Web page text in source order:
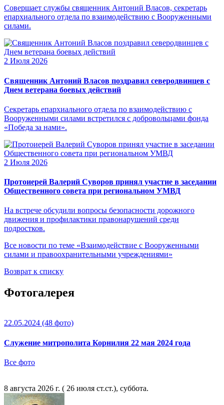
Совершает службы священник Антоний Власов, секретарь
епархиального отдела по взаимодействию с Вооруженными
силами.
2 Июля 2026
Священник Антоний Власов поздравил северодвинцев с
Днем ветерана боевых действий
Секретарь епархиального отдела по взаимодействию с
Вооруженными силами встретился с добровольцами фонда
«Победа за нами».
2 Июля 2026
Протоиерей Валерий Суворов принял участие в заседании
Общественного совета при региональном УМВД
На встрече обсудили вопросы безопасности дорожного
движения и профилактики правонарушений среди
подростков.
Все новости по теме «Взаимодействие с Вооруженными
силами и правоохранительными учреждениями»
Возврат к списку
Фотогалерея
22.05.2024 (48 фото)
Служение митрополита Корнилия 22 мая 2024 года
Все фото
8 августа 2026 г. ( 26 июля ст.ст.), суббота.